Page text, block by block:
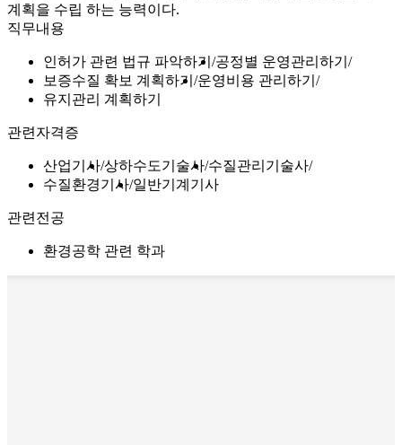
계획을 수립 하는 능력이다.
직무내용
인허가 관련 법규 파악하기
공정별 운영관리하기
보증수질 확보 계획하기
운영비용 관리하기
유지관리 계획하기
관련자격증
산업기사 상하수도기술사 수질관리기술사
수질환경기사 일반기계기사
관련전공
환경공학 관련 학과